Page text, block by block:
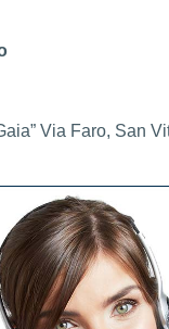
Via Faro, San